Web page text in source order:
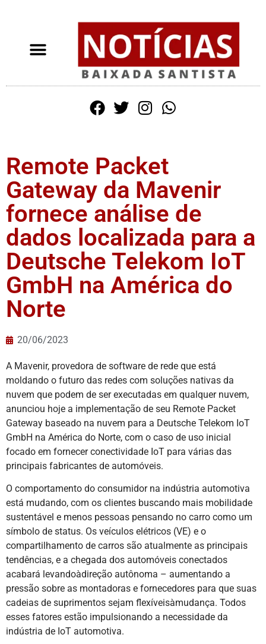
Remote Packet
Gateway da Mavenir
fornece análise de
dados localizada para a
Deutsche Telekom IoT
GmbH na América do
Norte
20/06/2023
A Mavenir, provedora de software de rede que está
moldando o futuro das redes com soluções nativas da
nuvem que podem de ser executadas em qualquer nuvem,
anunciou hoje a implementação de seu Remote Packet
Gateway baseado na nuvem para a Deutsche Telekom IoT
GmbH na América do Norte, com o caso de uso inicial
focado em fornecer conectividade IoT para várias das
principais fabricantes de automóveis.
O comportamento do consumidor na indústria automotiva
está mudando, com os clientes buscando mais mobilidade
sustentável e menos pessoas pensando no carro como um
símbolo de status. Os veículos elétricos (VE) e o
compartilhamento de carros são atualmente as principais
tendências, e a chegada dos automóveis conectados
acabará levandoàdireção autônoma – aumentando a
pressão sobre as montadoras e fornecedores para que suas
cadeias de suprimentos sejam flexíveisàmudança. Todos
esses fatores estão impulsionando a necessidade da
indústria de IoT automotiva.